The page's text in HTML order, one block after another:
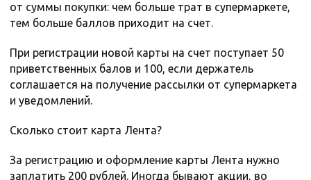
от суммы покупки: чем больше трат в супермаркете,
тем больше баллов приходит на счет.
При регистрации новой карты на счет поступает 50
приветственных балов и 100, если держатель
соглашается на получение рассылки от супермаркета
и уведомлений.
Сколько стоит карта Лента?
За регистрацию и оформление карты Лента нужно
заплатить 200 рублей. Иногда бывают акции, во